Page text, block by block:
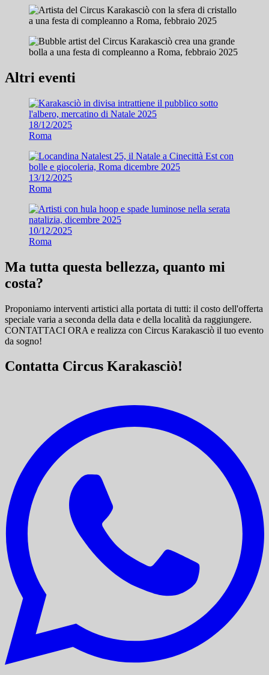
Altri eventi
18/12/2025
Roma
13/12/2025
Roma
10/12/2025
Roma
Ma tutta questa bellezza, quanto mi
costa?
Proponiamo interventi artistici alla portata di tutti: il costo dell'offerta
speciale varia a seconda della data e della località da raggiungere.
CONTATTACI ORA e realizza con Circus Karakasciò il tuo evento
da sogno!
Contatta Circus Karakasciò!